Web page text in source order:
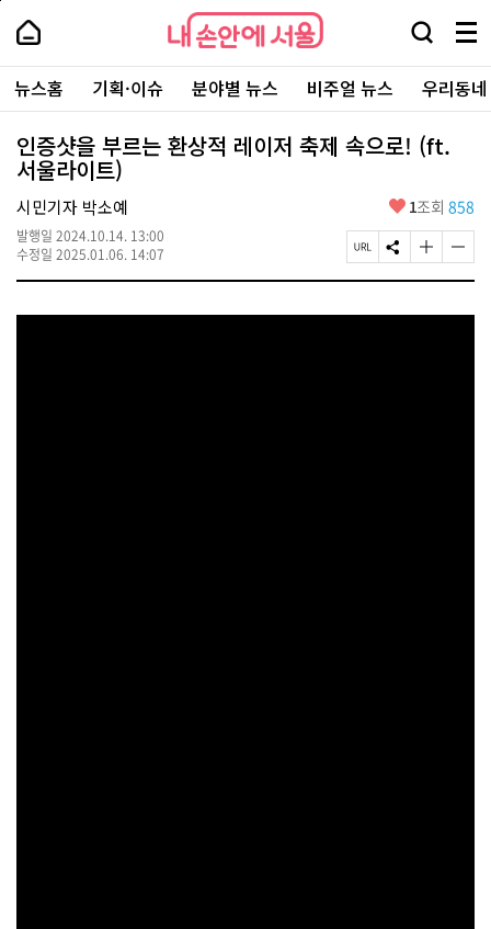
본
로
가
내
손
안
에
서
울
-
서
울
시
대
표
소
통
포
내
손
에
울
검
창
열
기
메
뉴
전
체
보
주
요
서
뉴스홈 기획·이슈 분야별 뉴스 비주얼 뉴스 우리동
인증샷을 부르는 환상적 레이저 축제 속으로! (ft.
서울라이트)
시민기자 박소예
발행일 2024.10.14. 13:00
수정일 2025.01.06. 14:07
좋
요
1조회 858
페
이
U
S
N
공
글
자
기
글
자
기
페
상
단
로